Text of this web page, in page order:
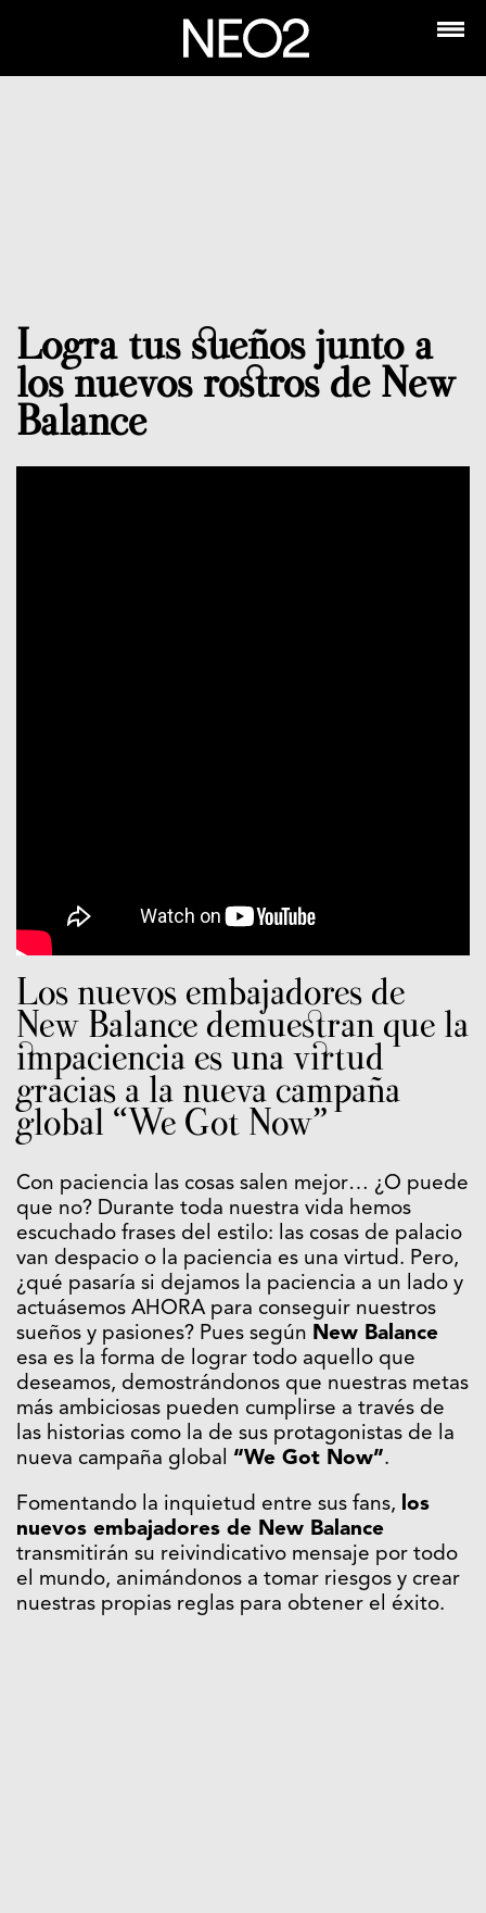
Logra tus sueños junto a
los nuevos rostros de New
Balance
Los nuevos embajadores de
New Balance demuestran que la
impaciencia es una virtud
gracias a la nueva campaña
global “We Got Now”
Con paciencia las cosas salen mejor… ¿O puede
que no? Durante toda nuestra vida hemos
escuchado frases del estilo: las cosas de palacio
van despacio o la paciencia es una virtud. Pero,
¿qué pasaría si dejamos la paciencia a un lado y
actuásemos AHORA para conseguir nuestros
sueños y pasiones? Pues según New Balance
esa es la forma de lograr todo aquello que
deseamos, demostrándonos que nuestras metas
más ambiciosas pueden cumplirse a través de
las historias como la de sus protagonistas de la
nueva campaña global “We Got Now”.
Fomentando la inquietud entre sus fans, los
nuevos embajadores de New Balance
transmitirán su reivindicativo mensaje por todo
el mundo, animándonos a tomar riesgos y crear
nuestras propias reglas para obtener el éxito.